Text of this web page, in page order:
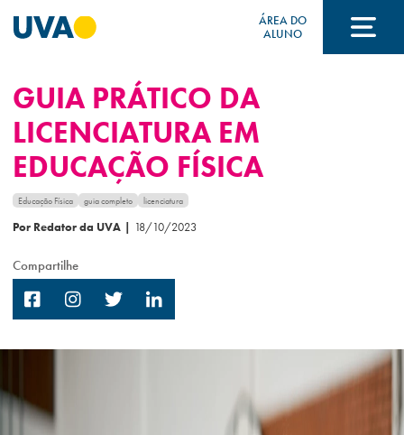
ÁREA DO
ALUNO
A UVA
CURSOS
FORMAS DE INGRESSO
FINANCIAMENTO E BOLSAS
Campi/Unidades
GUIA PRÁTICO DA
LICENCIATURA EM
EDUCAÇÃO FÍSICA
Educação Física guia completo licenciatura
Por Redator da UVA | 18/10/2023
Compartilhe